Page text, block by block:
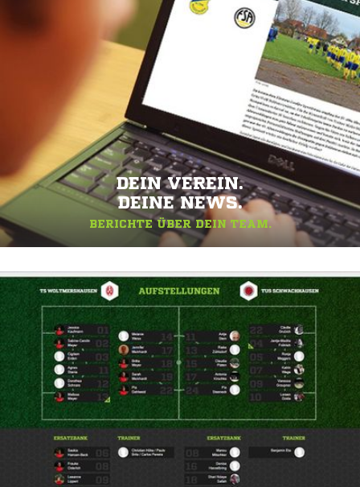
DEIN VEREIN.
DEINE NEWS.
BERICHTE ÜBER DEIN TEAM.